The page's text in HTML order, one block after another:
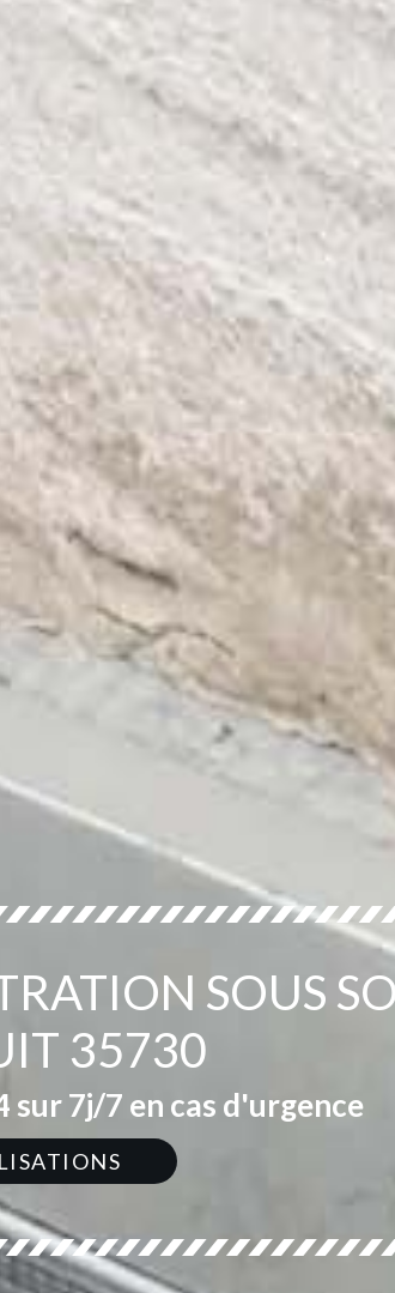
SOUS
35730
7j/7 en cas d'urgence